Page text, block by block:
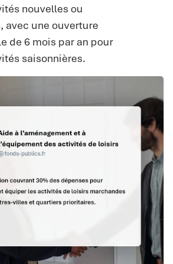
nouvelles ou
avec une ouverture
de 6 mois par an pour
saisonnières.